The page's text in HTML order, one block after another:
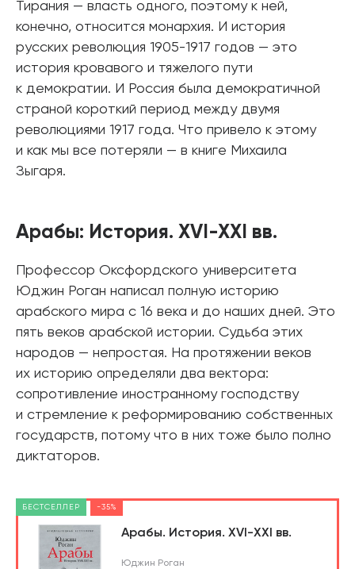
Тирания — власть одного, поэтому к ней,
конечно, относится монархия. И история
русских революция 1905-1917 годов — это
история кровавого и тяжелого пути
к демократии. И Россия была демократичной
страной короткий период между двумя
революциями 1917 года. Что привело к этому
и как мы все потеряли — в книге Михаила
Зыгаря.
Арабы: История. XVI-XXI вв.
Профессор Оксфордского университета
Юджин Роган написал полную историю
арабского мира с 16 века и до наших дней. Это
пять веков арабской истории. Судьба этих
народов — непростая. На протяжении веков
их историю определяли два вектора:
сопротивление иностранному господству
и стремление к реформированию собственных
государств, потому что в них тоже было полно
диктаторов.
БЕСТСЕЛЛЕР -35%
Арабы. История. XVI-XXI вв.
Юджин Роган